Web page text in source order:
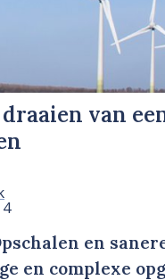
van
en
en complexe